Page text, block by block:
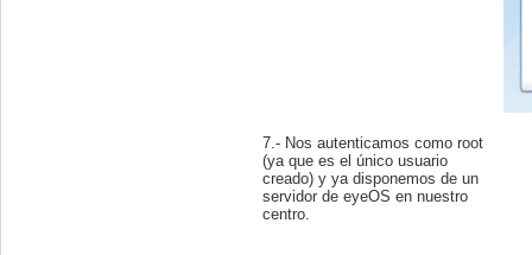
7.- Nos autenticamos como root
(ya que es el único usuario
creado) y ya disponemos de un
servidor de eyeOS en nuestro
centro.